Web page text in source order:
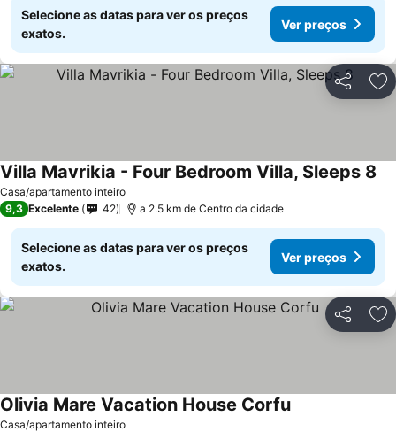
Selecione as datas para ver os preços
exatos.
Ver preços
Partilhar
Casa/apartamento inteiro
Villa Mavrikia - Four Bedroom Villa, Sleeps 8
9,3 Excelente 42 a 2.5 km de Centro da cidade
Selecione as datas para ver os preços
exatos.
Ver preços
Partilhar
Casa/apartamento inteiro
Olivia Mare Vacation House CorfuVer preços